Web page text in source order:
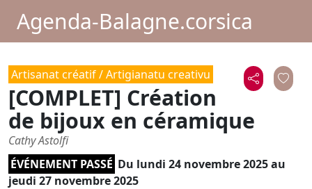
Agenda-Balagne.corsica
Artisanat créatif / Artigianatu creativu
[COMPLET] Création
de bijoux en céramique
Cathy Astolfi
ÉVÉNEMENT PASSÉ Du lundi 24 novembre 2025au
jeudi 27 novembre 2025